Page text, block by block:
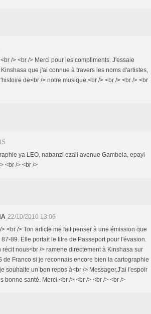
/> <br /> Merci pour les compliments. J'essaie
que j'ai connue à travers les noms d'artistes,
de<br /> notre musique.<br /> <br /> <br /> <br
ya LEO, nabanzi ezali avenue Gambela, epayi
<br /> <br />
22/10/2010 13:06
<br /> Ton article me fait penser à une émission que
89. Elle portait le titre de Passeport pour l'évasion.
nous<br /> ramene directement à Kinshasa sur
de Franco si je reconnais encore bien la cartographie
souhaite un bon repos à<br /> Messager.J'ai l'espoir
bonne santé. Merci.<br /> <br /> <br /> <br />